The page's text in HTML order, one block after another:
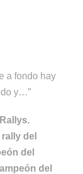
a fondo hay
y…”
del
del
del